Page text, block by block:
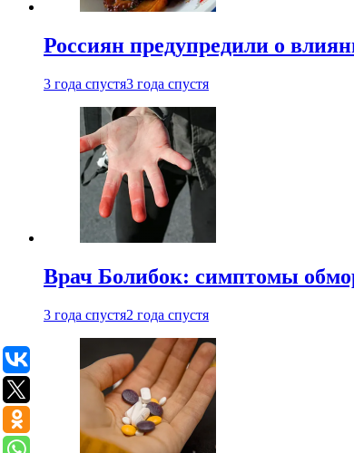
Россиян предупредили о
3 года спустя3 года спустя
Врач Болибок: симптомы
3 года спустя2 года спустя